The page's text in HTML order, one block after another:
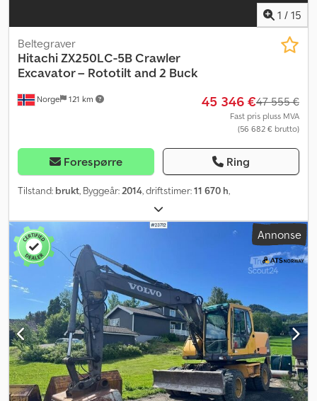
1 / 15
Norge 121 km
Beltegraver
HitachiZX250LC-5B Crawler
Excavator – Rototilt and 2 Buck
45 346 €47 555 €
Fast pris pluss MVA
(56 682 € brutto)
Forespørre Ring
Tilstand: brukt, Byggeår:2014, driftstimer:11 670 h,
Annonse